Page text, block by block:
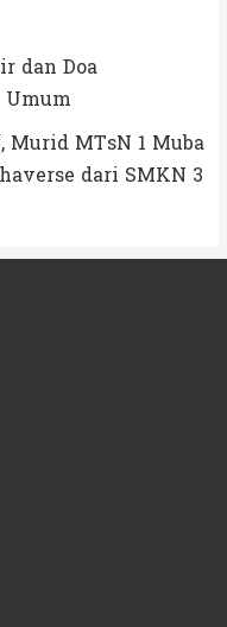
dan Doa
MTsN 1 Muba
dari SMKN 3